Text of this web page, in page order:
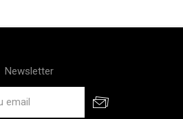
Newsletter